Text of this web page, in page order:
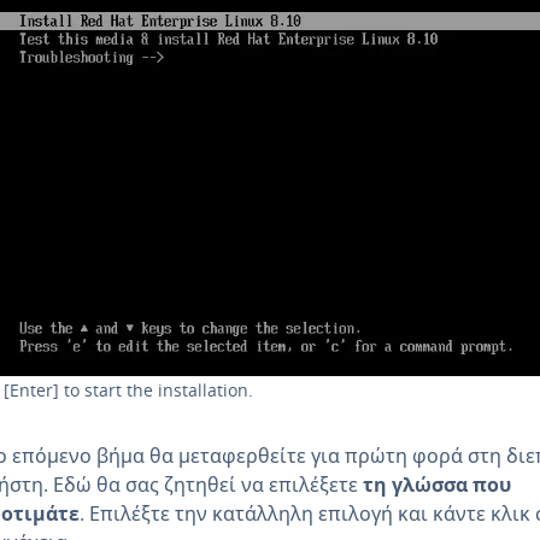
[Enter] to start the installation.
επόμενο βήμα θα μεταφερθείτε για πρώτη φορά στη
Εδώ θα σας ζητηθεί να επιλέξετε τη γλώσσα που
. Επιλέξτε την κατάλληλη επιλογή και κάντε κλικ